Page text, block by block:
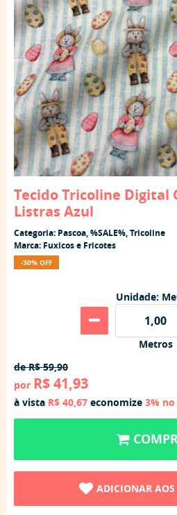
Tecido Tricoline Digital
Listras Azul
Categoria: Pascoa,%SALE%,Tricoline
Marca: Fuxicos e Fricotes
-30% OFF
Unidade:
Metros
de R$ 59,90
por R$ 41,93
à vista R$ 40,67 economize 3%
ADICIONAR AOS